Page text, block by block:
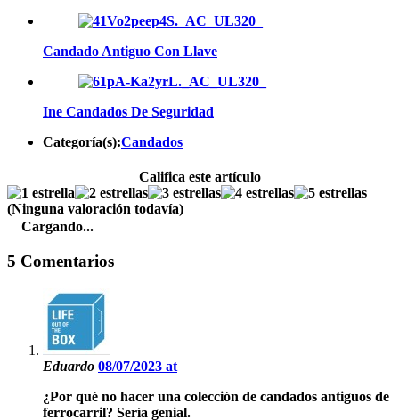
Candado Antiguo Con Llave
Ine Candados De Seguridad
Categoría(s):Candados
Califica este artículo
(Ninguna valoración todavía)
Cargando...
5 Comentarios
Eduardo 08/07/2023 at
¿Por qué no hacer una colección de candados antiguos de
ferrocarril? Sería genial.